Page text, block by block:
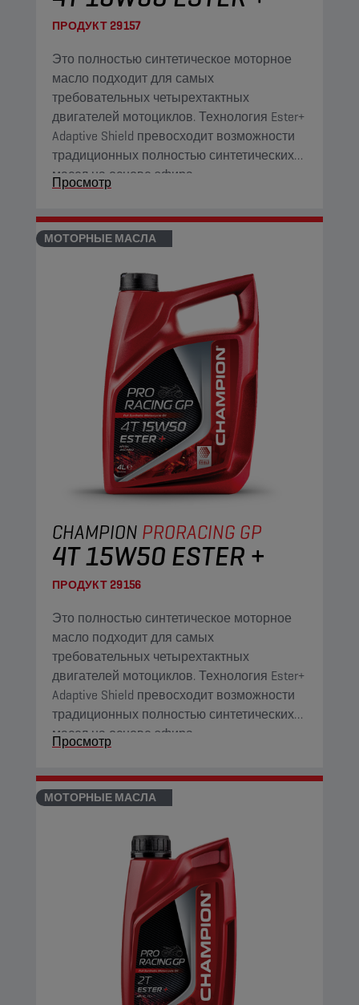
ПРОДУКТ29157
Это полностью синтетическое моторное
масло подходит для самых
требовательных четырехтактных
двигателей мотоциклов. Технология Ester+
Adaptive Shield превосходит возможности
традиционных полностью синтетических
масел на основе эфира.
Просмотр
МОТОРНЫЕ МАСЛА
CHAMPION PRORACING GP
4T 15W50 ESTER +
ПРОДУКТ29156
Это полностью синтетическое моторное
масло подходит для самых
требовательных четырехтактных
двигателей мотоциклов. Технология Ester+
Adaptive Shield превосходит возможности
традиционных полностью синтетических
масел на основе эфира.
Просмотр
МОТОРНЫЕ МАСЛА